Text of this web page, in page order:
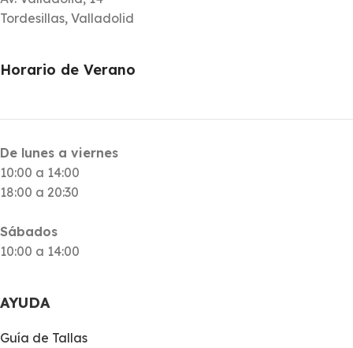
Tordesillas, Valladolid
Horario de Verano
De lunes a viernes
10:00 a 14:00
18:00 a 20:30
Sábados
10:00 a 14:00
AYUDA
Guía de Tallas